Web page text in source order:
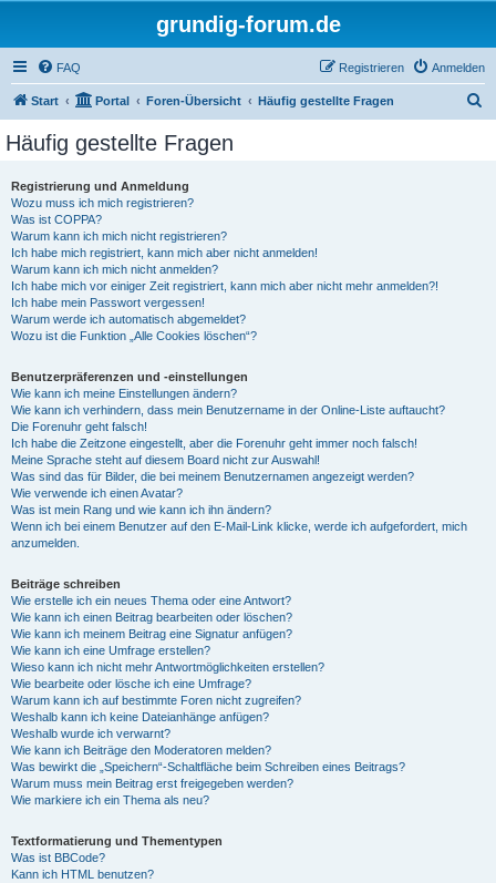
grundig-forum.de
FAQ Anmelden
Registrieren
Start Portal Foren-Übersicht Häufig gestellte Fragen
Häufig gestellte Fragen
Registrierung und Anmeldung
Wozu muss ich mich registrieren?
Was ist COPPA?
Warum kann ich mich nicht registrieren?
Ich habe mich registriert, kann mich aber nicht anmelden!
Warum kann ich mich nicht anmelden?
Ich habe mich vor einiger Zeit registriert, kann mich aber nicht mehr anmelden?!
Ich habe mein Passwort vergessen!
Warum werde ich automatisch abgemeldet?
Wozu ist die Funktion „Alle Cookies löschen“?
Benutzerpräferenzen und -einstellungen
Wie kann ich meine Einstellungen ändern?
Wie kann ich verhindern, dass mein Benutzername in der Online-Liste auftaucht?
Die Forenuhr geht falsch!
Ich habe die Zeitzone eingestellt, aber die Forenuhr geht immer noch falsch!
Meine Sprache steht auf diesem Board nicht zur Auswahl!
Was sind das für Bilder, die bei meinem Benutzernamen angezeigt werden?
Wie verwende ich einen Avatar?
Was ist mein Rang und wie kann ich ihn ändern?
Wenn ich bei einem Benutzer auf den E-Mail-Link klicke, werde ich aufgefordert, mich
anzumelden.
Beiträge schreiben
Wie erstelle ich ein neues Thema oder eine Antwort?
Wie kann ich einen Beitrag bearbeiten oder löschen?
Wie kann ich meinem Beitrag eine Signatur anfügen?
Wie kann ich eine Umfrage erstellen?
Wieso kann ich nicht mehr Antwortmöglichkeiten erstellen?
Wie bearbeite oder lösche ich eine Umfrage?
Warum kann ich auf bestimmte Foren nicht zugreifen?
Weshalb kann ich keine Dateianhänge anfügen?
Weshalb wurde ich verwarnt?
Wie kann ich Beiträge den Moderatoren melden?
Was bewirkt die „Speichern“-Schaltfläche beim Schreiben eines Beitrags?
Warum muss mein Beitrag erst freigegeben werden?
Wie markiere ich ein Thema als neu?
Textformatierung und Thementypen
Was ist BBCode?
Kann ich HTML benutzen?